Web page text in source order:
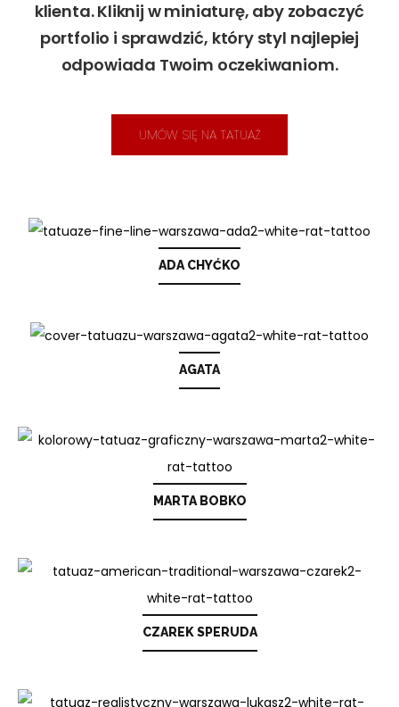
klienta. Kliknij w miniaturę, aby zobaczyć
portfolio i sprawdzić, który styl najlepiej
odpowiada Twoim oczekiwaniom.
UMÓW SIĘ NA TATUAŻ
ADA CHYĆKO
AGATA
MARTA BOBKO
CZAREK SPERUDA